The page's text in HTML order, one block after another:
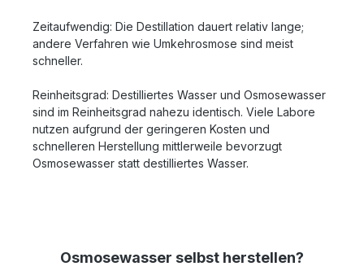
Zeitaufwendig: Die Destillation dauert relativ lange;
andere Verfahren wie Umkehrosmose sind meist
schneller.
Reinheitsgrad: Destilliertes Wasser und Osmosewasser
sind im Reinheitsgrad nahezu identisch. Viele Labore
nutzen aufgrund der geringeren Kosten und
schnelleren Herstellung mittlerweile bevorzugt
Osmosewasser statt destilliertes Wasser.
Osmosewasser selbst herstellen?